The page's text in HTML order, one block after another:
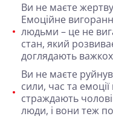
Ви не маєте
Емоційне
людьми – це не
стан, який
доглядають
Ви не маєте
сили, час та
страждають
люди, і вони теж